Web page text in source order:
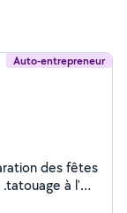
Auto-entrepreneur